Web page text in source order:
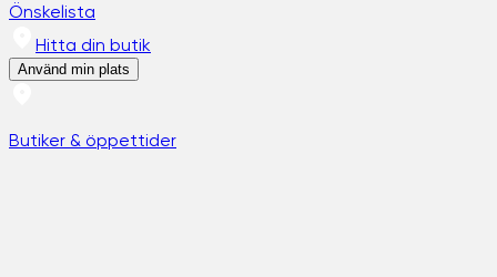
Önskelista
Hitta din butik
Använd min plats
Butiker & öppettider